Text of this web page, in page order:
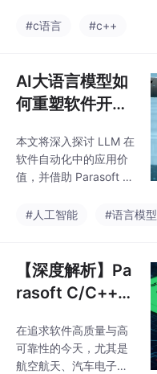
核心能力，显著提升代
位高风险漏洞、优化修
复优先级，更提供全生
命周期审计追溯闭环，
合规目标，释放开发资
源聚焦创新突破。
#c语言 #c++
AI大语言模型如
何重塑软件开发
本文将深入探讨 LLM 在
软件自动化中的应用价
值，并借助 Parasoft 等
何灵活选择 LLM 提供
#人工智能 #语言模型
【深度解析】Pa
rasoft C/C++te
的代码覆盖率能
力
在追求软件高质量与高
可靠性的今天，尤其是
航空航天、汽车电子、